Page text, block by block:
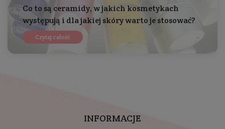
Co to są ceramidy, w jakich kosmetykach
występują i dla jakiej skóry warto je stosować?
Czytaj całość
INFORMACJE